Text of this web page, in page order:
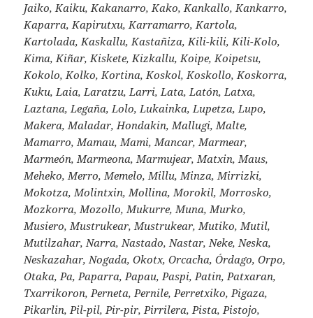
Jaiko, Kaiku, Kakanarro, Kako, Kankallo, Kankarro,
Kaparra, Kapirutxu, Karramarro, Kartola,
Kartolada, Kaskallu, Kastañiza, Kili-kili, Kili-Kolo,
Kima, Kiñar, Kiskete, Kizkallu, Koipe, Koipetsu,
Kokolo, Kolko, Kortina, Koskol, Koskollo, Koskorra,
Kuku, Laia, Laratzu, Larri, Lata, Latón, Latxa,
Laztana, Legaña, Lolo, Lukainka, Lupetza, Lupo,
Makera, Maladar, Hondakin, Mallugi, Malte,
Mamarro, Mamau, Mami, Mancar, Marmear,
Marmeón, Marmeona, Marmujear, Matxin, Maus,
Meheko, Merro, Memelo, Millu, Minza, Mirrizki,
Mokotza, Molintxin, Mollina, Morokil, Morrosko,
Mozkorra, Mozollo, Mukurre, Muna, Murko,
Musiero, Mustrukear, Mustrukear, Mutiko, Mutil,
Mutilzahar, Narra, Nastado, Nastar, Neke, Neska,
Neskazahar, Nogada, Okotx, Orcacha, Órdago, Orpo,
Otaka, Pa, Paparra, Papau, Paspi, Patin, Patxaran,
Txarrikoron, Perneta, Pernile, Perretxiko, Pigaza,
Pikarlin, Pil-pil, Pir-pir, Pirrilera, Pista, Pistojo,